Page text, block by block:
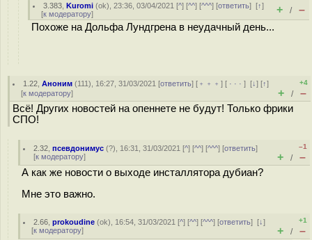
3.383 ,Kuromi (ok), 23:36, 03/04/2021 [^] [^^] [^^^] [ответить][↑]
[к модератору] + / –
Похоже на Дольфа Лундгрена в неудачный день...
1.22 ,Аноним (111), 16:27, 31/03/2021 [ответить] [ ﹢﹢﹢] [ · · ·][↓] [↑]
[к модератору]
+4
+ / –
Всё! Других новостей на опеннете не будут! Только фрики
СПО!
2.32 ,псевдонимус (?), 16:31, 31/03/2021 [^] [^^] [^^^] [ответить]
[к модератору]
–1
+ / –
А как же новости о выходе инсталлятора дубиан?
Мне это важно.
2.66 ,prokoudine (ok), 16:54, 31/03/2021 [^] [^^] [^^^] [ответить][↓]
[к модератору]
+1
+ / –